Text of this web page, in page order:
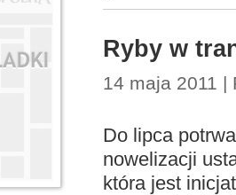
Ryby w
14 maja 2011 |
Do lipca
nowelizacji
która jest